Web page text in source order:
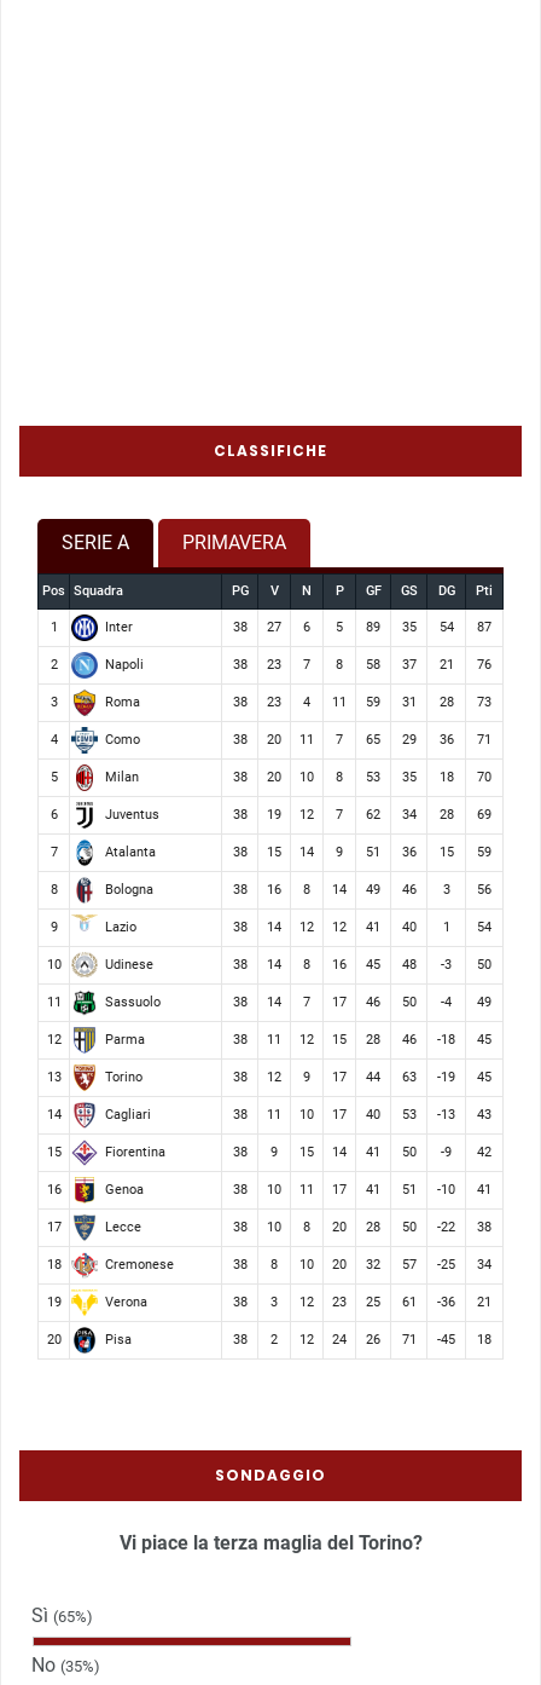
CLASSIFICHE
SERIE A PRIMAVERA
Pos Squadra PG V N P GF GS DG Pti
1 Inter 38 27 6 5 89 35 54 87
2 Napoli 38 23 7 8 58 37 21 76
3 Roma 38 23 4 11 59 31 28 73
4 Como 38 20 11 7 65 29 36 71
5 Milan 38 20 10 8 53 35 18 70
6 Juventus 38 19 12 7 62 34 28 69
7 Atalanta 38 15 14 9 51 36 15 59
8 Bologna 38 16 8 14 49 46 3 56
9 Lazio 38 14 12 12 41 40 1 54
10 Udinese 38 14 8 16 45 48 -3 50
11 Sassuolo 38 14 7 17 46 50 -4 49
12 Parma 38 11 12 15 28 46 -18 45
13 Torino 38 12 9 17 44 63 -19 45
14 Cagliari 38 11 10 17 40 53 -13 43
15 Fiorentina 38 9 15 14 41 50 -9 42
16 Genoa 38 10 11 17 41 51 -10 41
17 Lecce 38 10 8 20 28 50 -22 38
18 Cremonese 38 8 10 20 32 57 -25 34
19 Verona 38 3 12 23 25 61 -36 21
20 Pisa 38 2 12 24 26 71 -45 18
SONDAGGIO
Vi piace la terza maglia del Torino?
Sì (65%)
No (35%)